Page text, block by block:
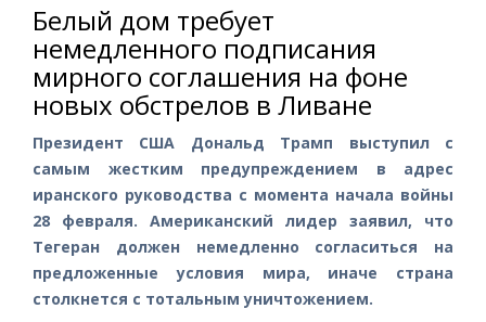
Белый дом требует
немедленного подписания
мирного соглашения на фоне
новых обстрелов в Ливане
Президент США Дональд Трамп выступил с
самым жестким предупреждением в адрес
иранского руководства с момента начала войны
28 февраля. Американский лидер заявил, что
Тегеран должен немедленно согласиться на
предложенные условия мира, иначе страна
столкнется с тотальным уничтожением.